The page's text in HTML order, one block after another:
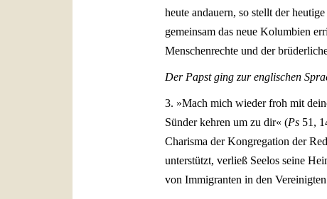
heute andauern, so stellt der
gemeinsam das neue Kolumbien
Menschenrechte und der
Der Papst ging zur englischen
3. »Mach mich wieder froh mit
Sünder kehren um zu dir« (Ps 51,
Charisma der Kongregation der
unterstützt, verließ Seelos seine
von Immigranten in den Vereinigten